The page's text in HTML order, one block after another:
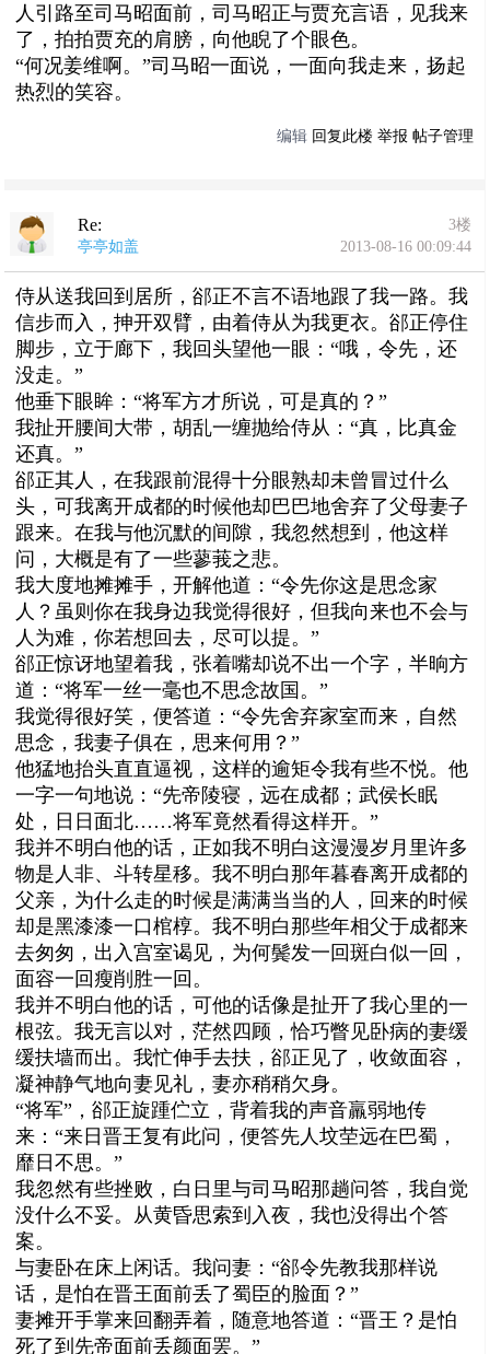
人引路至司马昭面前，司马昭正与贾充言语，见我来
了，拍拍贾充的肩膀，向他睨了个眼色。
“何况姜维啊。”司马昭一面说，一面向我走来，扬起
热烈的笑容。
编辑 回复此楼 举报 帖子管理
Re:
3楼
亭亭如盖
2013-08-16 00:09:44
侍从送我回到居所，郤正不言不语地跟了我一路。我
信步而入，抻开双臂，由着侍从为我更衣。郤正停住
脚步，立于廊下，我回头望他一眼：“哦，令先，还
没走。”
他垂下眼眸：“将军方才所说，可是真的？”
我扯开腰间大带，胡乱一缠抛给侍从：“真，比真金
还真。”
郤正其人，在我跟前混得十分眼熟却未曾冒过什么
头，可我离开成都的时候他却巴巴地舍弃了父母妻子
跟来。在我与他沉默的间隙，我忽然想到，他这样
问，大概是有了一些蓼莪之悲。
我大度地摊摊手，开解他道：“令先你这是思念家
人？虽则你在我身边我觉得很好，但我向来也不会与
人为难，你若想回去，尽可以提。”
郤正惊讶地望着我，张着嘴却说不出一个字，半晌方
道：“将军一丝一毫也不思念故国。”
我觉得很好笑，便答道：“令先舍弃家室而来，自然
思念，我妻子俱在，思来何用？”
他猛地抬头直直逼视，这样的逾矩令我有些不悦。他
一字一句地说：“先帝陵寝，远在成都；武侯长眠
处，日日面北……将军竟然看得这样开。”
我并不明白他的话，正如我不明白这漫漫岁月里许多
物是人非、斗转星移。我不明白那年暮春离开成都的
父亲，为什么走的时候是满满当当的人，回来的时候
却是黑漆漆一口棺椁。我不明白那些年相父于成都来
去匆匆，出入宫室谒见，为何鬓发一回斑白似一回，
面容一回瘦削胜一回。
我并不明白他的话，可他的话像是扯开了我心里的一
根弦。我无言以对，茫然四顾，恰巧瞥见卧病的妻缓
缓扶墙而出。我忙伸手去扶，郤正见了，收敛面容，
凝神静气地向妻见礼，妻亦稍稍欠身。
“将军”，郤正旋踵伫立，背着我的声音羸弱地传
来：“来日晋王复有此问，便答先人坟茔远在巴蜀，
靡日不思。”
我忽然有些挫败，白日里与司马昭那趟问答，我自觉
没什么不妥。从黄昏思索到入夜，我也没得出个答
案。
与妻卧在床上闲话。我问妻：“郤令先教我那样说
话，是怕在晋王面前丢了蜀臣的脸面？”
妻摊开手掌来回翻弄着，随意地答道：“晋王？是怕
死了到先帝面前丢颜面罢。”